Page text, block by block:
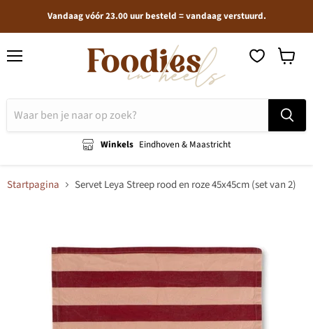
Vandaag vóór 23.00 uur besteld = vandaag verstuurd.
Winkels Eindhoven & Maastricht
Startpagina Servet Leya Streep rood en roze 45x45cm (set van 2)